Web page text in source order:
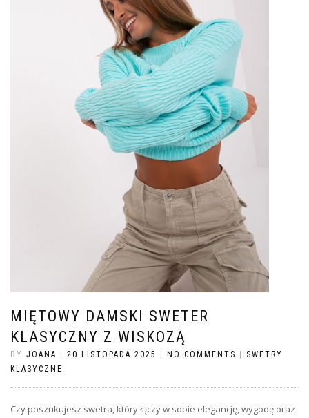
MIĘTOWY DAMSKI SWETER
KLASYCZNY Z WISKOZĄ
BY JOANA 20 LISTOPADA 2025 NO COMMENTS
SWETRY
KLASYCZNE
Czy poszukujesz swetra, który łączy w sobie elegancję, wygodę oraz